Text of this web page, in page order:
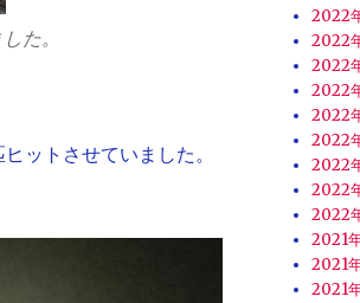
た。
ットさせていました。
2022
2022
2022
2022
2022
2022
2022
2022
2022
2021
2021
2021